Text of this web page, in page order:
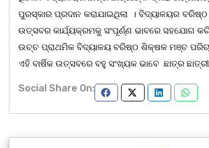
ପୁରସ୍କାର ପ୍ରଦାନ କରାଯାଇଥିଲା । ବିଦ୍ୟାଳୟର
ଉତ୍ସବର କାର୍ଯ୍ୟକ୍ରମକୁ ସଂପୂର୍ଣ୍ଣ ଭାବରେ ସହଯୋଗ
ଉଚ୍ଚ ପ୍ରାଥମିକ ବିଦ୍ୟାଳୟ ବରିଷ୍ଠ ଶିକ୍ଷକ ମଞ୍ଚ
ଏହି ବାର୍ଷିକ ଉତ୍ସବରେ ବହୁ ସଂଖ୍ୟକ ଭାବେ ଛାତ୍ର
Social Share On: